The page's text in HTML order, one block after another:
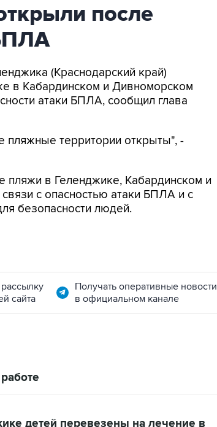
после
(Краснодарский край)
в Кабардинском и Дивноморском
атаки БПЛА, сообщил глава
пляжные территории открыты", -
пляжи в Геленджике, Кабардинском и
с опасностью атаки БПЛА и с
безопасности людей.
сайта
Получать оперативные новости
в официальном канале
детей перевезены на лечение в